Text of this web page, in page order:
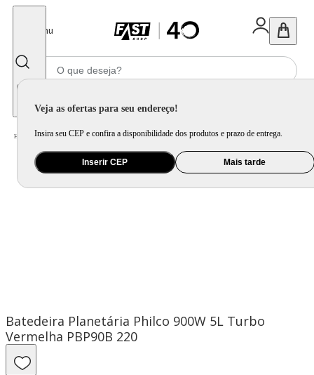
Menu
Veja as ofertas para seu endereço!
Insira seu CEP e confira a disponibilidade dos produtos e prazo de entrega.
Inserir CEP Mais tarde
Home Eletroportátil / Preparo de Alimento / Batedeira / Batedeira Planetária Philco 900W 5L Turbo Vermelha PBP90B
Batedeira Planetária Philco 900W 5L Turbo
Vermelha PBP90B 220